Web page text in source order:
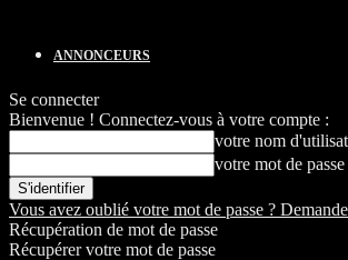
ANNONCEURS
Se connecter
Bienvenue ! Connectez-vous à votre compte :
votre nom
votre mot de passe
Vous avez oublié votre mot de passe ?
Récupération de mot de passe
Récupérer votre mot de passe